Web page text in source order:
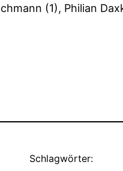
(1), Philian
Schlagwörter: